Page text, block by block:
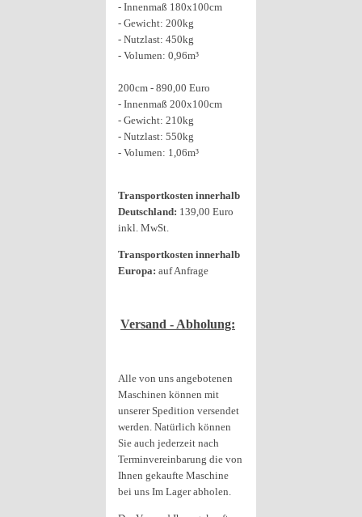
- Innenmaß 180x100cm
- Gewicht: 200kg
- Nutzlast: 450kg
- Volumen: 0,96m³
200cm - 890,00 Euro
- Innenmaß 200x100cm
- Gewicht: 210kg
- Nutzlast: 550kg
- Volumen: 1,06m³
Transportkosten innerhalb
Deutschland: 139,00 Euro
inkl. MwSt.
Transportkosten innerhalb
Europa: auf Anfrage
Versand - Abholung:
Alle von uns angebotenen
Maschinen können mit
unserer Spedition versendet
werden. Natürlich können
Sie auch jederzeit nach
Terminvereinbarung die von
Ihnen gekaufte Maschine
bei uns Im Lager abholen.